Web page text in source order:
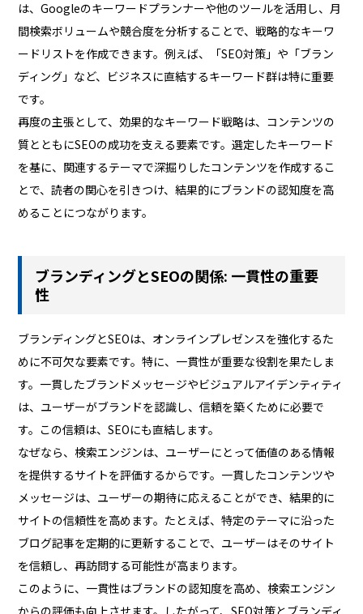
は、Googleのキーワードプランナーや他のツールを活用し、月
間検索ボリュームや競合度を分析することで、戦略的なキーワ
ードリストを作成できます。例えば、「SEO対策」や「ブラン
ディング」など、ビジネスに直結するキーワード群は特に重要
です。
再度の主張として、効果的なキーワード戦略は、コンテンツの
質とともにSEOの成功を支える要素です。選定したキーワード
を基に、関連するテーマで深掘りしたコンテンツを作成するこ
とで、読者の関心を引きつけ、結果的にブランドの認知度を高
めることにつながります。
ブランディングとSEOの関係: 一貫性の重要
性
ブランディングとSEOは、オンラインプレゼンスを強化するた
めに不可欠な要素です。特に、一貫性が重要な役割を果たしま
す。一貫したブランドメッセージやビジュアルアイデンティティ
は、ユーザーがブランドを認識し、信頼を築くために必要で
す。この信頼は、SEOにも直結します。
なぜなら、検索エンジンは、ユーザーにとって価値のある情報
を提供するサイトを評価するからです。一貫したコンテンツや
メッセージは、ユーザーの期待に応えることができ、結果的に
サイトの信頼性を高めます。たとえば、特定のテーマに沿った
ブログ記事を定期的に更新することで、ユーザーはそのサイト
を信頼し、再訪問する可能性が高まります。
このように、一貫性はブランドの認知度を高め、検索エンジン
からの評価も向上させます。したがって、SEO対策とブランディ